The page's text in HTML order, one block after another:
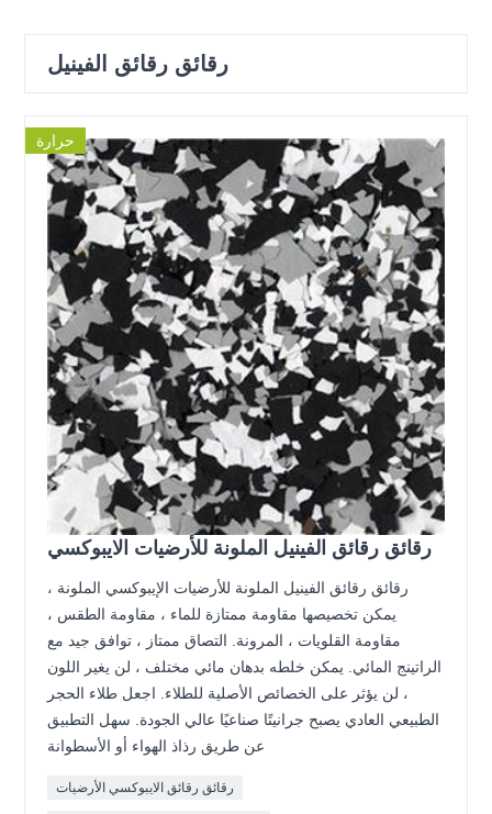
رقائق رقائق الفينيل
حرارة
رقائق رقائق الفينيل الملونة للأرضيات الايبوكسي
رقائق رقائق الفينيل الملونة للأرضيات الإيبوكسي الملونة ،
يمكن تخصيصها مقاومة ممتازة للماء ، مقاومة الطقس ،
مقاومة القلويات ، المرونة. التصاق ممتاز ، توافق جيد مع
الراتينج المائي. يمكن خلطه بدهان مائي مختلف ، لن يغير اللون
، لن يؤثر على الخصائص الأصلية للطلاء. اجعل طلاء الحجر
الطبيعي العادي يصبح جرانيتًا صناعيًا عالي الجودة. سهل التطبيق
عن طريق رذاذ الهواء أو الأسطوانة
رقائق رقائق الايبوكسي الأرضيات